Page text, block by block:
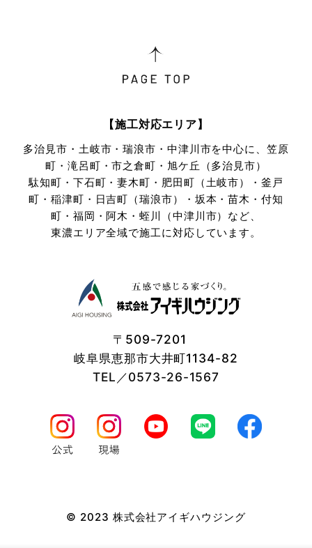
【施工対応エリア】
多治見市・土岐市・瑞浪市・中津川市を中心に、笠原
町・滝呂町・市之倉町・旭ケ丘（多治見市）
駄知町・下石町・妻木町・肥田町（土岐市）・釜戸
町・稲津町・日吉町（瑞浪市）・坂本・苗木・付知
町・ 福岡・阿木・蛭川（中津川市）など、
東濃エリア全域で施工に対応しています。
〒509-7201
岐阜県恵那市大井町1134-82
TEL／0573-26-1567
© 2023 株式会社アイギハウジング